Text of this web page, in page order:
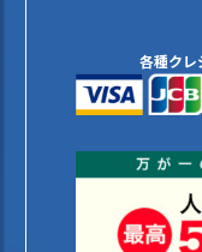
各種クレ